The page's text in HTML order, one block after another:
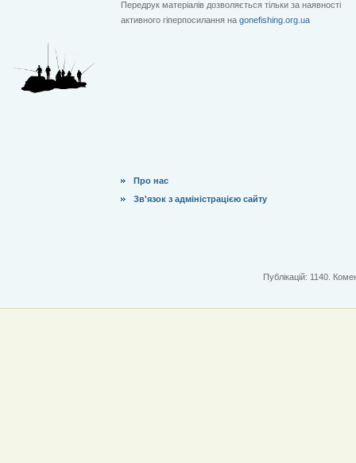
Передрук матеріалів дозволяється тільки за наявності
активного гіперпосилання на gonefishing.org.ua
Про нас
Зв'язок з адміністрацією сайту
Публікацій: 1140.